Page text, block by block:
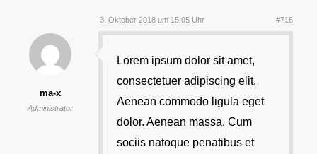
3. Oktober 2018 um 15:05 Uhr #716
ma-x
Administrator
Lorem ipsum dolor sit amet,
consectetuer adipiscing elit.
Aenean commodo ligula eget
dolor. Aenean massa. Cum
sociis natoque penatibus et